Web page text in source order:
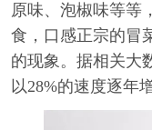
原味、泡椒味等等
食，口感正宗的冒
的现象。据相关大
以28%的速度逐年